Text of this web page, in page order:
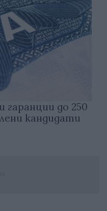
гаранции до 250
кандидати